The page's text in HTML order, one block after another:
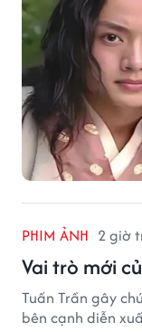
PHIM ẢNH 2 giờ
Vai trò mới
Tuấn Trần gây
bên cạnh diễn